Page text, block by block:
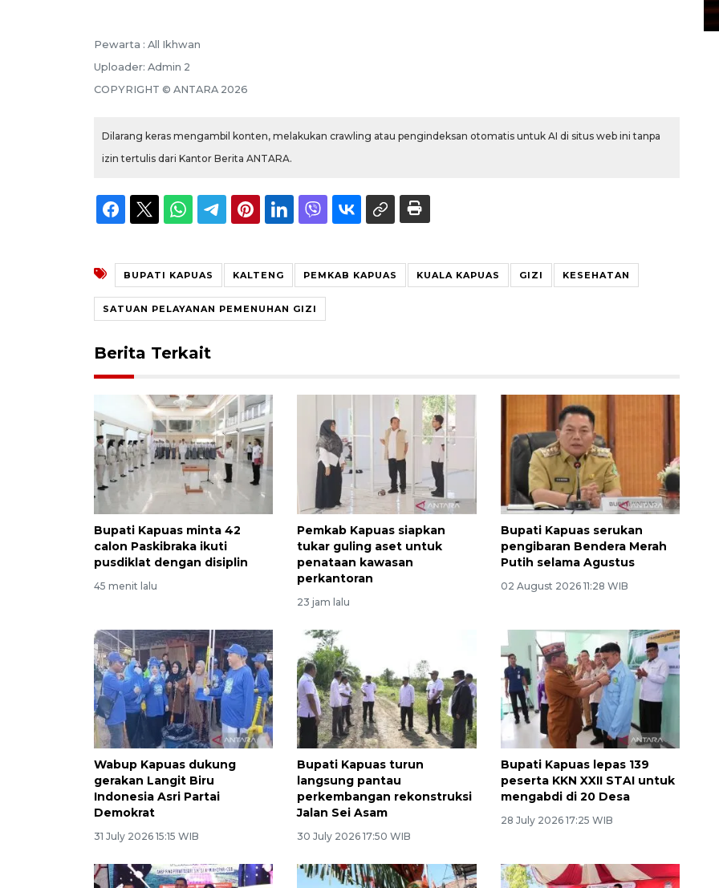
Pewarta : All Ikhwan
Uploader: Admin 2
COPYRIGHT © ANTARA 2026
Dilarang keras mengambil konten, melakukan crawling atau pengindeksan otomatis untuk AI di situs web ini tanpa
izin tertulis dari Kantor Berita ANTARA.
BUPATI KAPUAS KALTENG PEMKAB KAPUAS KUALA KAPUAS GIZI KESEHATAN
SATUAN PELAYANAN PEMENUHAN GIZI
Berita Terkait
Bupati Kapuas minta 42
calon Paskibraka ikuti
pusdiklat dengan disiplin
45 menit lalu
Pemkab Kapuas siapkan
tukar guling aset untuk
penataan kawasan
perkantoran
23 jam lalu
Bupati Kapuas serukan
pengibaran Bendera Merah
Putih selama Agustus
02 August 2026 11:28 WIB
Wabup Kapuas dukung
gerakan Langit Biru
Indonesia Asri Partai
Demokrat
31 July 2026 15:15 WIB
Bupati Kapuas turun
langsung pantau
perkembangan rekonstruksi
Jalan Sei Asam
30 July 2026 17:50 WIB
Bupati Kapuas lepas 139
peserta KKN XXII STAI untuk
mengabdi di 20 Desa
28 July 2026 17:25 WIB